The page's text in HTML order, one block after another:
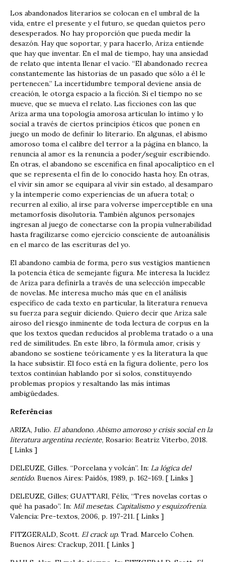
Los abandonados literarios se colocan en el umbral de la
vida, entre el presente y el futuro, se quedan quietos pero
desesperados. No hay proporción que pueda medir la
desazón. Hay que soportar, y para hacerlo, Ariza entiende
que hay que inventar. En el mal de tiempo, hay una ansiedad
de relato que intenta llenar el vacío. “El abandonado recrea
constantemente las historias de un pasado que sólo a él le
pertenecen.” La incertidumbre temporal deviene ansia de
creación, le otorga espacio a la ficción. Si el tiempo no se
mueve, que se mueva el relato. Las ficciones con las que
Ariza arma una topología amorosa articulan lo íntimo y lo
social a través de ciertos principios éticos que ponen en
juego un modo de definir lo literario. En algunas, el abismo
amoroso toma el calibre del terror a la página en blanco, la
renuncia al amor es la renuncia a poder/seguir escribiendo.
En otras, el abandono se escenifica en final apocalíptico en el
que se representa el fin de lo conocido hasta hoy. En otras,
el vivir sin amor se equipara al vivir sin estado, al desamparo
y la intemperie como experiencias de un afuera total; o
recurren al exilio, al irse para volverse imperceptible en una
metamorfosis disolutoria. También algunos personajes
ingresan al juego de conectarse con la propia vulnerabilidad
hasta fragilizarse como ejercicio consciente de autoanálisis
en el marco de las escrituras del yo.
El abandono cambia de forma, pero sus vestigios mantienen
la potencia ética de semejante figura. Me interesa la lucidez
de Ariza para definirla a través de una selección impecable
de novelas. Me interesa mucho más que en el análisis
específico de cada texto en particular, la literatura renueva
su fuerza para seguir diciendo. Quiero decir que Ariza sale
airoso del riesgo inminente de toda lectura de corpus en la
que los textos quedan reducidos al problema tratado o a una
red de similitudes. En este libro, la fórmula amor, crisis y
abandono se sostiene teóricamente y es la literatura la que
la hace subsistir. El foco está en la figura doliente, pero los
textos continúan hablando por sí solos, constituyendo
problemas propios y resaltando las más íntimas
ambigüedades.
Referências
ARIZA, Julio. El abandono. Abismo amoroso y crisis social en la
literatura argentina reciente, Rosario: Beatriz Viterbo, 2018.
[ Links ]
DELEUZE, Gilles. “Porcelana y volcán”. In: La lógica del
sentido. Buenos Aires: Paidós, 1989, p. 162-169. [ Links ]
DELEUZE, Gilles; GUATTARI, Félix, “Tres novelas cortas o
qué ha pasado”. In: Mil mesetas. Capitalismo y esquizofrenia.
Valencia: Pre-textos, 2006, p. 197-211. [ Links ]
FITZGERALD, Scott. El crack up. Trad. Marcelo Cohen.
Buenos Aires: Crackup, 2011. [ Links ]